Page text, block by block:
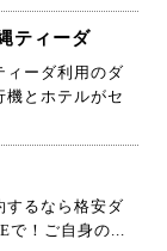
ティーダ
ィーダ利用のダ
機とホテルがセ
するなら格安ダ
で！ご自身の...